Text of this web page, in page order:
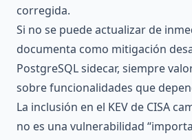
corregida.
Si no se puede actualizar de
documenta como mitigación
PostgreSQL sidecar, siempre
sobre funcionalidades que
La inclusión en el KEV de CISA
no es una vulnerabilidad